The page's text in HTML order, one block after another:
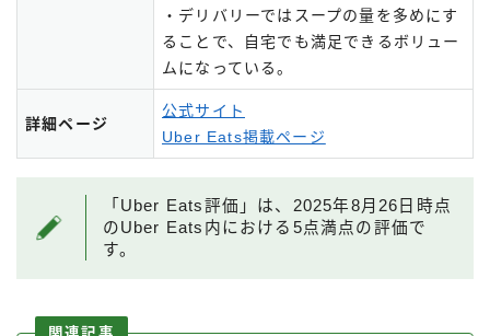
・デリバリーではスープの量を多めにす
ることで、自宅でも満足できるボリュー
ムになっている。
詳細ページ
公式サイト
Uber Eats掲載ページ
「Uber Eats評価」は、2025年8月26日時点
のUber Eats内における5点満点の評価で
す。